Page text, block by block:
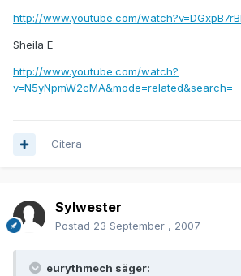
http://www.youtube.com/
Sheila E
http://www.youtube.com/watch?
v=N5yNpmW2cMA&mode=related&search=
Citera
Sylwester
Postad 23 September , 2007
eurythmech säger: